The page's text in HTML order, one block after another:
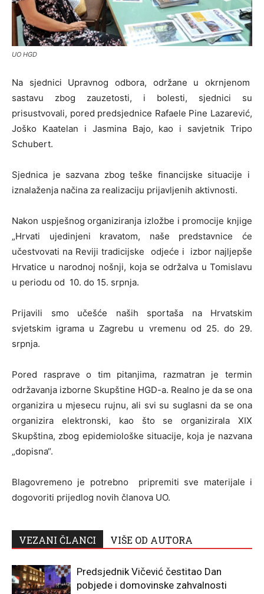
UO HGD
Na sjednici Upravnog odbora, održane u okrnjenom
sastavu zbog zauzetosti, i bolesti, sjednici su
prisustvovali, pored predsjednice Rafaele Pine Lazarević,
Joško Kaatelan i Jasmina Bajo, kao i savjetnik Tripo
Schubert.
Sjednica je sazvana zbog teške financijske situacije i
iznalaženja načina za realizaciju prijavljenih aktivnosti.
Nakon uspješnog organiziranja izložbe i promocije knjige
„Hrvati ujedinjeni kravatom, naše predstavnice će
učestvovati na Reviji tradicijske odjeće i izbor najljepše
Hrvatice u narodnoj nošnji, koja se održalva u Tomislavu
u periodu od 10. do 15. srpnja.
Prijavili smo učešće naših sportaša na Hrvatskim
svjetskim igrama u Zagrebu u vremenu od 25. do 29.
srpnja.
Pored rasprave o tim pitanjima, razmatran je termin
održavanja izborne Skupštine HGD-a. Realno je da se ona
organizira u mjesecu rujnu, ali svi su suglasni da se ona
organizira elektronski, kao što se organizirala XIX
Skupština, zbog epidemiološke situacije, koja je nazvana
„dopisna“.
Blagovremeno je potrebno pripremiti sve materijale i
dogovoriti prijedlog novih članova UO.
VEZANI ČLANCI VIŠE OD AUTORA
Predsjednik Vičević čestitao Dan
pobjede i domovinske zahvalnosti